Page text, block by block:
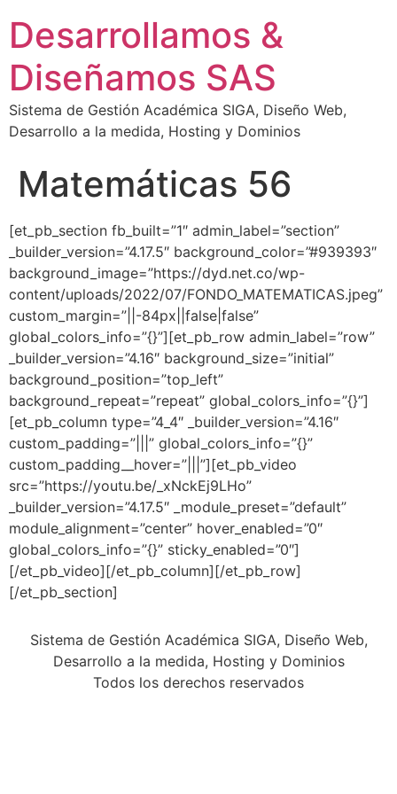
Desarrollamos &
Diseñamos SAS
Sistema de Gestión Académica SIGA, Diseño Web,
Desarrollo a la medida, Hosting y Dominios
Matemáticas 56
[et_pb_section fb_built=”1″ admin_label=”section”
_builder_version=”4.17.5″ background_color=”#939393″
background_image=”https://dyd.net.co/wp-
content/uploads/2022/07/FONDO_MATEMATICAS.jpeg”
custom_margin=”||-84px||false|false”
global_colors_info=”{}”][et_pb_row admin_label=”row”
_builder_version=”4.16″ background_size=”initial”
background_position=”top_left”
background_repeat=”repeat” global_colors_info=”{}”]
[et_pb_column type=”4_4″ _builder_version=”4.16″
custom_padding=”|||” global_colors_info=”{}”
custom_padding__hover=”|||”][et_pb_video
src=”https://youtu.be/_xNckEj9LHo”
_builder_version=”4.17.5″ _module_preset=”default”
module_alignment=”center” hover_enabled=”0″
global_colors_info=”{}” sticky_enabled=”0″]
[/et_pb_video][/et_pb_column][/et_pb_row]
[/et_pb_section]
Sistema de Gestión Académica SIGA, Diseño Web,
Desarrollo a la medida, Hosting y Dominios
Todos los derechos reservados